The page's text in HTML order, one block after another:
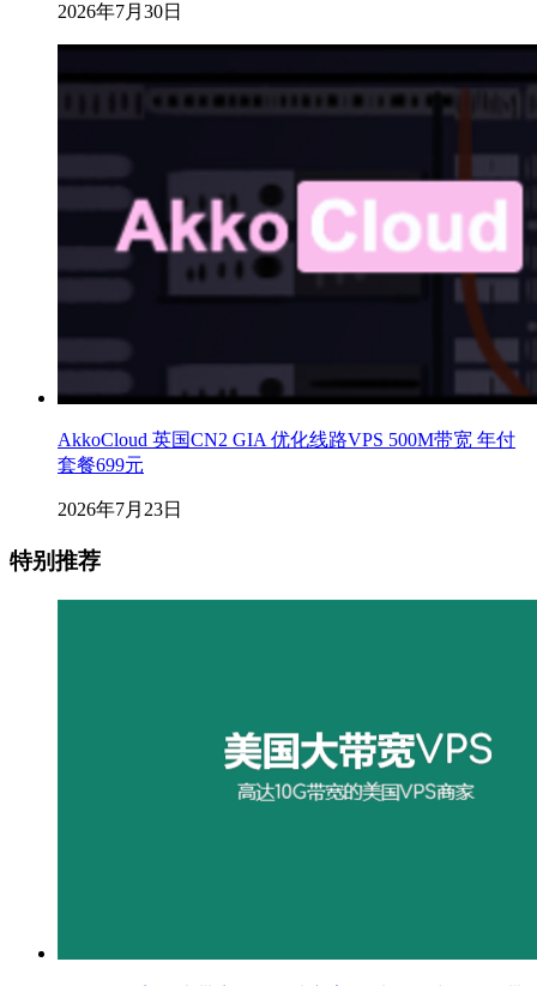
2026年7月30日
AkkoCloud 英国CN2 GIA 优化线路VPS 500M带宽 年付
套餐699元
2026年7月23日
特别推荐